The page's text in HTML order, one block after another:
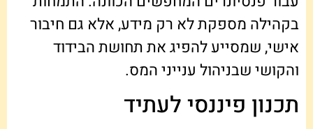
בקהילה מספקת לא רק מידע, אלא גם חיבור
אישי, שמסייע להפיג את תחושת הבידוד
והקושי שבניהול ענייני המס.
תכנון פיננסי לעתיד